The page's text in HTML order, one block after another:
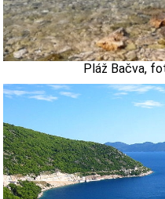
Pláž Bačva,